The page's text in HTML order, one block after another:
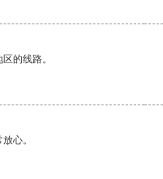
的线路。
心。